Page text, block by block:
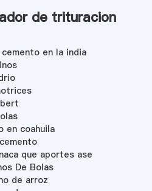
de trituracion
en la india
en coahuila
que aportes ase
De Bolas
de arroz